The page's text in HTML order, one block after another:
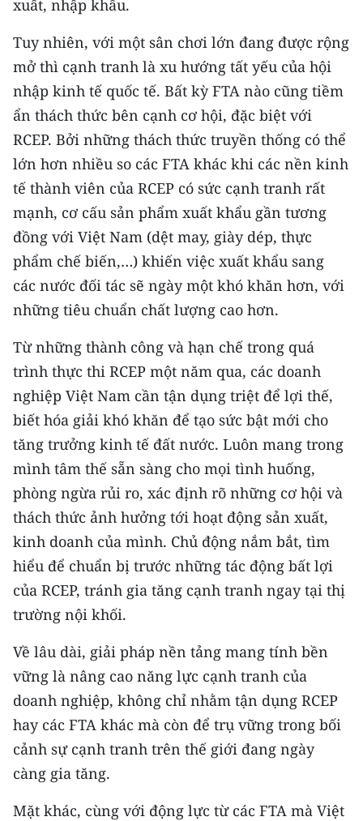
CHUYÊN ĐỀ
CÁC CHUYÊN TRANG
VỀ BÁO NHÂN DÂN
THỜI NAY
NHÂN DÂN CUỐI TUẦN
NHÂN DÂN HẰNG THÁNG
MUA BÁO
ĐỌC BÁO IN
ENGLISH
中文
FRANÇAIS
РУССКИЙ
ESPAÑOL
한국어
xuất, nhập khẩu.
Tuy nhiên, với một sân chơi lớn đang được rộng
mở thì cạnh tranh là xu hướng tất yếu của hội
nhập kinh tế quốc tế. Bất kỳ FTA nào cũng tiềm
ẩn thách thức bên cạnh cơ hội, đặc biệt với
RCEP. Bởi những thách thức truyền thống có thể
lớn hơn nhiều so các FTA khác khi các nền kinh
tế thành viên của RCEP có sức cạnh tranh rất
mạnh, cơ cấu sản phẩm xuất khẩu gần tương
đồng với Việt Nam (dệt may, giày dép, thực
phẩm chế biến,…) khiến việc xuất khẩu sang
các nước đối tác sẽ ngày một khó khăn hơn, với
những tiêu chuẩn chất lượng cao hơn.
Từ những thành công và hạn chế trong quá
trình thực thi RCEP một năm qua, các doanh
nghiệp Việt Nam cần tận dụng triệt để lợi thế,
biết hóa giải khó khăn để tạo sức bật mới cho
tăng trưởng kinh tế đất nước. Luôn mang trong
mình tâm thế sẵn sàng cho mọi tình huống,
phòng ngừa rủi ro, xác định rõ những cơ hội và
thách thức ảnh hưởng tới hoạt động sản xuất,
kinh doanh của mình. Chủ động nắm bắt, tìm
hiểu để chuẩn bị trước những tác động bất lợi
của RCEP, tránh gia tăng cạnh tranh ngay tại thị
trường nội khối.
Về lâu dài, giải pháp nền tảng mang tính bền
vững là nâng cao năng lực cạnh tranh của
doanh nghiệp, không chỉ nhằm tận dụng RCEP
hay các FTA khác mà còn để trụ vững trong bối
cảnh sự cạnh tranh trên thế giới đang ngày
càng gia tăng.
Mặt khác, cùng với động lực từ các FTA mà Việt